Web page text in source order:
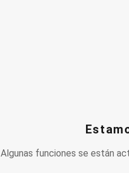
Algunas funciones se están